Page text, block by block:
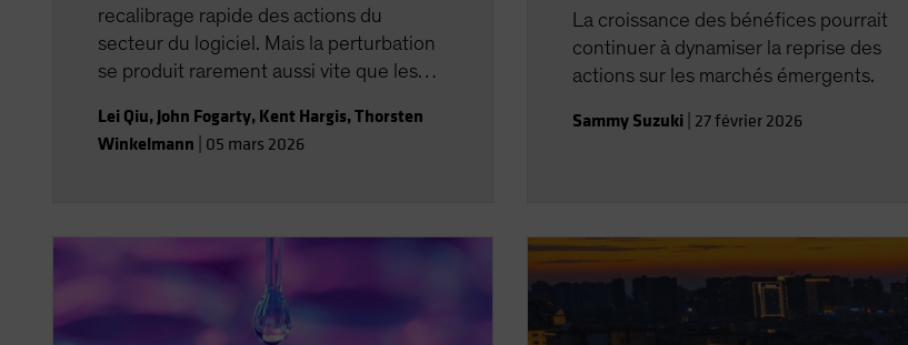
recalibrage rapide des actions du
secteur du logiciel. Mais la perturbation
se produit rarement aussi vite que les
Lei Qiu, John Fogarty, Kent Hargis,Thorsten
Winkelmann 05 mars 2026
La croissance des bénéfices pourrait
continuer à dynamiser la reprise des
actions sur les marchés émergents.
Sammy Suzuki| 27 février 2026